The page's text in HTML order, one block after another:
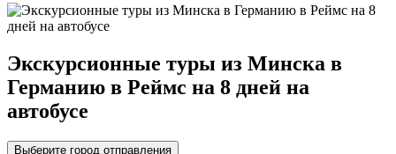
Экскурсионные туры из Минска в
Германию в Реймс на 8 дней на
автобусе
Выберите город отправления